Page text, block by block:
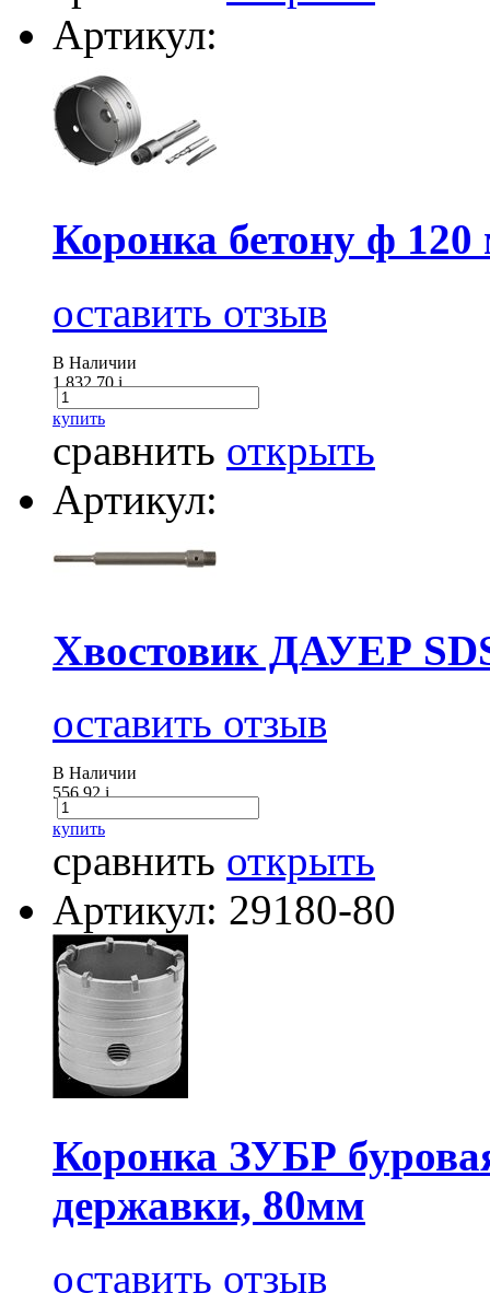
Артикул:
Коронка бетону ф
оставить отзыв
В Наличии
1 832.70i
купить
сравнить открыть
Артикул:
Хвостовик ДАУЕР
оставить отзыв
В Наличии
556.92i
купить
сравнить открыть
Артикул: 29180-80
Коронка ЗУБР
державки, 80мм
оставить отзыв